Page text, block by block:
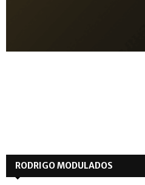
RODRIGO MODULADOS